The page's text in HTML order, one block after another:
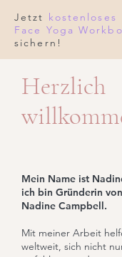
Jetzt kostenloses
Face Yoga
sichern!
Herzlich
Mein Name ist
ich bin Gründerin
Nadine Campbell.
Mit meiner Arbeit
weltweit, sich nicht